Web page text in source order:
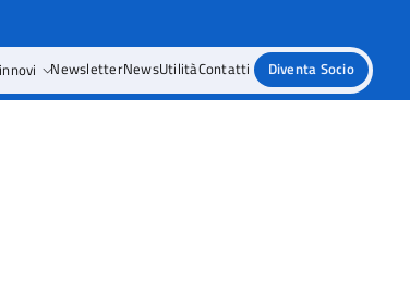
NewsletterNewsUtilitàContatti Diventa Socio